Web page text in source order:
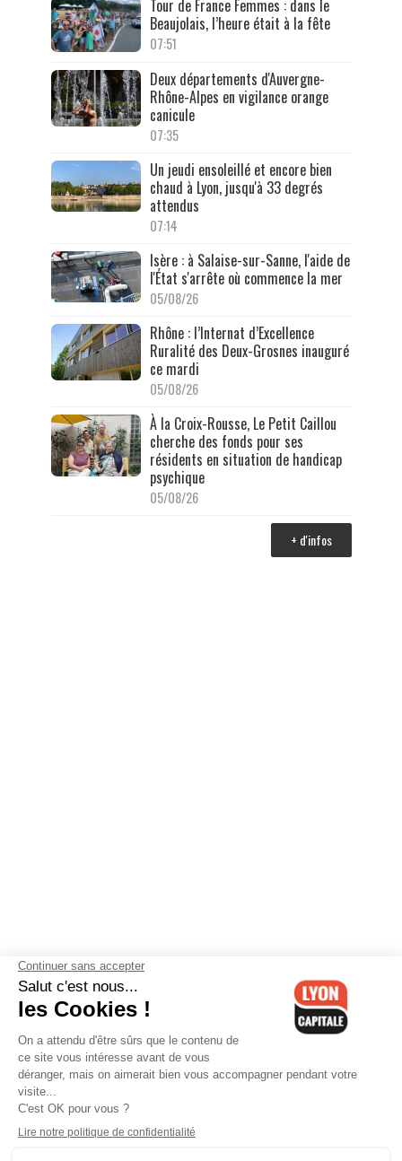
Tour de France Femmes : dans le
Beaujolais, l’heure était à la fête
07:51
Deux départements d'Auvergne-
Rhône-Alpes en vigilance orange
canicule
07:35
Un jeudi ensoleillé et encore bien
chaud à Lyon, jusqu'à 33 degrés
attendus
07:14
Isère : à Salaise-sur-Sanne, l'aide de
l'État s'arrête où commence la mer
05/08/26
Rhône : l’Internat d’Excellence
Ruralité des Deux-Grosnes inauguré
ce mardi
05/08/26
À la Croix-Rousse, Le Petit Caillou
cherche des fonds pour ses
résidents en situation de handicap
psychique
05/08/26
+ d'infos